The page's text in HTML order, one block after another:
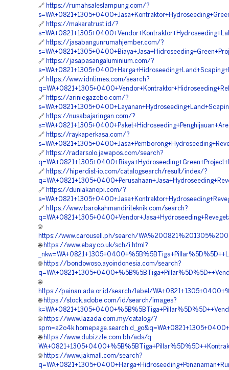
🔗 https://rumahsaleslampung.com/?
🔗 https://makaratrust.id/?
🔗 https://jasabangunrumahjember.com/?
🔗 https://jasapasangaluminium.com/?
🔗 https://www.idntimes.com/search?
🔗 https://ariniegazebo.com/?
🔗 https://nusabajaringan.com/?
🔗 https://raykaperkasa.com/?
🔗 https://radarsolo.jawapos.com/search?
🔗 https://hiperdist-io.com/catalogsearch/result/index/?
🔗 https://duniakanopi.com/?
🔗 https://www.barokahmandiriteknik.com/search?
🌐
https://www.carousell.ph/search/
🌐 https://www.ebay.co.uk/sch/i.html?
🌐 https://bondowoso.ayoindonesia.com/search?
🌐
https://painan.ada.or.id/search/label/
🌐 https://stock.adobe.com/id/search/images?
🌐 https://www.lazada.com.my/catalog/?
🌐 https://www.dubizzle.com.bh/ads/q-
🌐 https://www.jakmall.com/search?